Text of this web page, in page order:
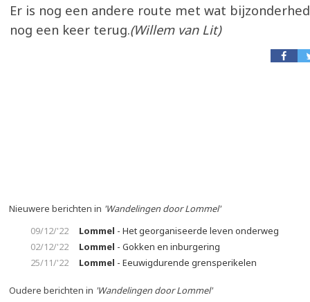
Er is nog een andere route met wat
nog een keer terug.(Willem van Lit)
Nieuwere berichten in 'Wandelingen door Lommel'
09/12/'22
Lommel - Het georganiseerde leven onderweg
02/12/'22
Lommel - Gokken en inburgering
25/11/'22
Lommel - Eeuwigdurende grensperikelen
Oudere berichten in 'Wandelingen door Lommel'